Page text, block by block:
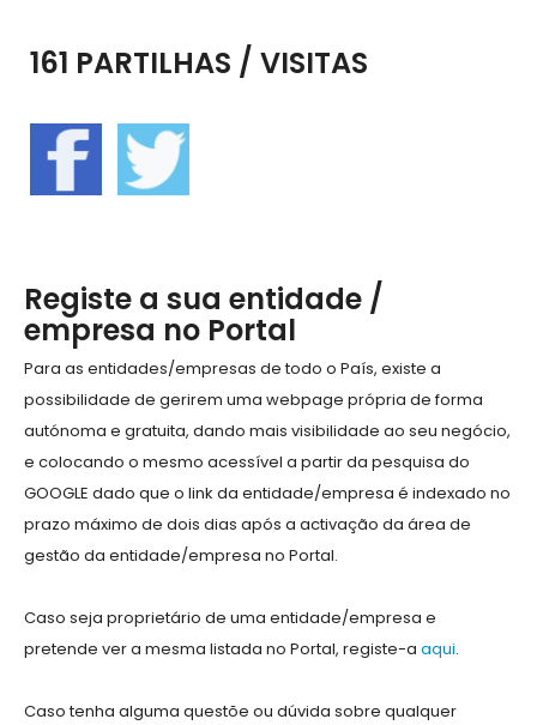
161 PARTILHAS / VISITAS
Registe a sua entidade /
empresa no Portal
Para as entidades/empresas de todo o País, existe a
possibilidade de gerirem uma webpage própria de forma
autónoma e gratuita, dando mais visibilidade ao seu negócio,
e colocando o mesmo acessível a partir da pesquisa do
GOOGLE dado que o link da entidade/empresa é indexado no
prazo máximo de dois dias após a activação da área de
gestão da entidade/empresa no Portal.
Caso seja proprietário de uma entidade/empresa e
pretende ver a mesma listada no Portal, registe-a aqui.
Caso tenha alguma questõe ou dúvida sobre qualquer